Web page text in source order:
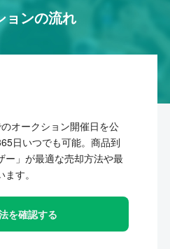
ョンの流れ
オークション開催日を公
日いつでも可能。商品到
ー」が最適な売却方法や最
す。
を確認する